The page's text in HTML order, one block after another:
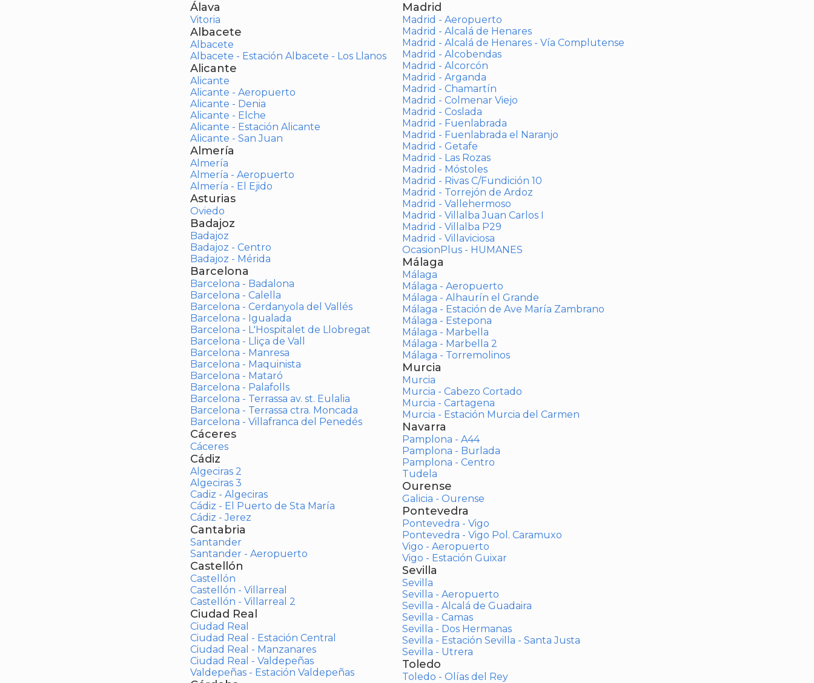
Álava
Vitoria
Albacete
Albacete
Albacete - Estación Albacete - Los Llanos
Alicante
Alicante
Alicante - Aeropuerto
Alicante - Denia
Alicante - Elche
Alicante - Estación Alicante
Alicante - San Juan
Almería
Almería
Almería - Aeropuerto
Almería - El Ejido
Asturias
Oviedo
Badajoz
Badajoz
Badajoz - Centro
Badajoz - Mérida
Barcelona
Barcelona - Badalona
Barcelona - Calella
Barcelona - Cerdanyola del Vallés
Barcelona - Igualada
Barcelona - L'Hospitalet de Llobregat
Barcelona - Lliça de Vall
Barcelona - Manresa
Barcelona - Maquinista
Barcelona - Mataró
Barcelona - Palafolls
Barcelona - Terrassa av. st. Eulalia
Barcelona - Terrassa ctra. Moncada
Barcelona - Villafranca del Penedés
Cáceres
Cáceres
Cádiz
Algeciras 2
Algeciras 3
Cadiz - Algeciras
Cádiz - El Puerto de Sta María
Cádiz - Jerez
Cantabria
Santander
Santander - Aeropuerto
Castellón
Castellón
Castellón - Villarreal
Castellón - Villarreal 2
Ciudad Real
Ciudad Real
Ciudad Real - Estación Central
Ciudad Real - Manzanares
Ciudad Real - Valdepeñas
Valdepeñas - Estación Valdepeñas
Madrid
Madrid - Aeropuerto
Madrid - Alcalá de Henares
Madrid - Alcalá de Henares - Vía Complutense
Madrid - Alcobendas
Madrid - Alcorcón
Madrid - Arganda
Madrid - Chamartín
Madrid - Colmenar Viejo
Madrid - Coslada
Madrid - Fuenlabrada
Madrid - Fuenlabrada el Naranjo
Madrid - Getafe
Madrid - Las Rozas
Madrid - Móstoles
Madrid - Rivas C/Fundición 10
Madrid - Torrejón de Ardoz
Madrid - Vallehermoso
Madrid - Villalba Juan Carlos I
Madrid - Villalba P29
Madrid - Villaviciosa
OcasionPlus - HUMANES
Málaga
Málaga
Málaga - Aeropuerto
Málaga - Alhaurín el Grande
Málaga - Estación de Ave María Zambrano
Málaga - Estepona
Málaga - Marbella
Málaga - Marbella 2
Málaga - Torremolinos
Murcia
Murcia
Murcia - Cabezo Cortado
Murcia - Cartagena
Murcia - Estación Murcia del Carmen
Navarra
Pamplona - A44
Pamplona - Burlada
Pamplona - Centro
Tudela
Ourense
Galicia - Ourense
Pontevedra
Pontevedra - Vigo
Pontevedra - Vigo Pol. Caramuxo
Vigo - Aeropuerto
Vigo - Estación Guixar
Sevilla
Sevilla
Sevilla - Aeropuerto
Sevilla - Alcalá de Guadaira
Sevilla - Camas
Sevilla - Dos Hermanas
Sevilla - Estación Sevilla - Santa Justa
Sevilla - Utrera
Toledo
Toledo - Olías del Rey